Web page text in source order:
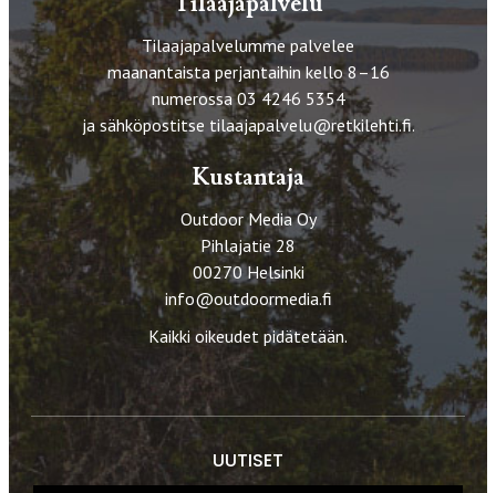
Tilaajapalvelumme palvelee
maanantaista perjantaihin kello 8–16
numerossa 03 4246 5354
ja sähköpostitse tilaajapalvelu@retkilehti.fi.
Kustantaja
Outdoor Media Oy
Pihlajatie 28
00270 Helsinki
info@outdoormedia.fi
Kaikki oikeudet pidätetään.
UUTISET